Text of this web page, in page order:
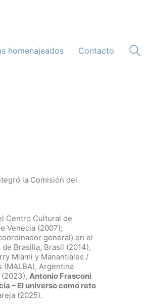
homenajeados Contacto
la Comisión del
Centro Cultural de
Venecia (2007);
general) en el
Brasilia, Brasil (2014),
Miami y Manantiales /
Argentina
(2023), Antonio Frasconi
– El universo como reto
(2025).